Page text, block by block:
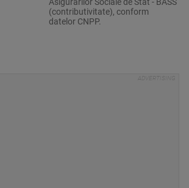
(contributivitate), conform
datelor CNPP.